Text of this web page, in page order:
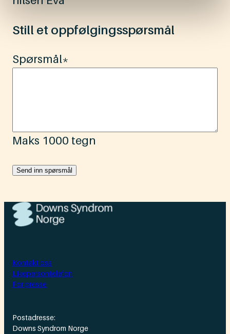
Still et oppfølgingsspørsmål
Spørsmål*
Maks 1000 tegn
Kontakt oss
Likepersontelefon
For presse
Postadresse:
Downs Syndrom Norge